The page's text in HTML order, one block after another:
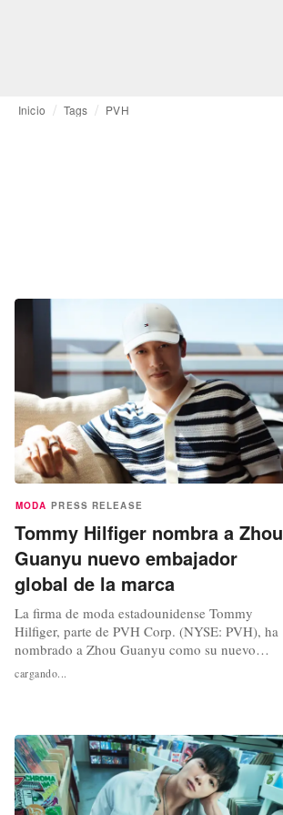
Inicio Tags PVH
MODA PRESS RELEASE
Tommy Hilfiger nombra a Zhou
Guanyu nuevo embajador
global de la marca
La firma de moda estadounidense Tommy
Hilfiger, parte de PVH Corp. (NYSE: PVH), ha
nombrado a Zhou Guanyu como su nuevo
embajador global de la marca. Este anuncio se
suma a la colaboración existente de Tommy
vestuario. Zhou es el primer piloto de Fórmula
1...
cargando...